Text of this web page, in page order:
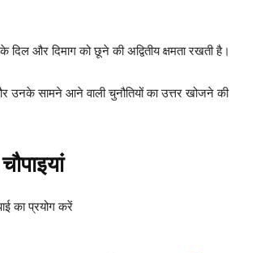
और दिमाग को छूने की अद्वितीय क्षमता रखती है।
उनके सामने आने वाली चुनौतियों का उत्तर खोजने की
का प्रयोग करें